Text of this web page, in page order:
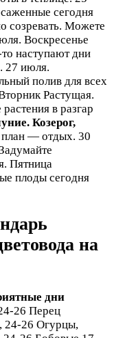
сегодня
созревать. Можете
Воскресенье
наступают дни
27 июля.
полив для всех
Растущая.
в разгар
Козерог,
план — отдых. 30
Пятница
плоды сегодня
на
дни
26 Перец
24-26 Огурцы,